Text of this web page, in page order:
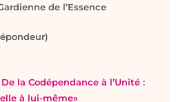
de l’Essence
De la Codépendance à l’Unité :
à lui-même»